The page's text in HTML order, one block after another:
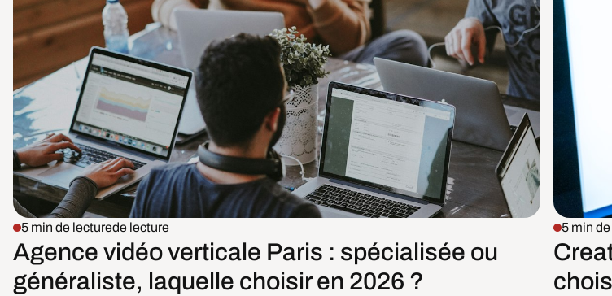
5 min de lecturede lecture
Agence vidéo verticale Paris : spécialisée ou
généraliste, laquelle choisir en 2026 ?
5 min